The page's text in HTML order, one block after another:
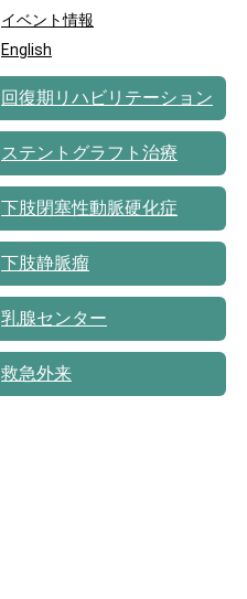
イベント情報
English
回復期リハビリテーション
ステントグラフト治療
下肢閉塞性動脈硬化症
下肢静脈瘤
乳腺センター
救急外来